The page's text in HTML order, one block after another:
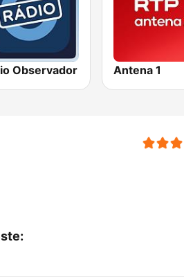
Observador Antena 1